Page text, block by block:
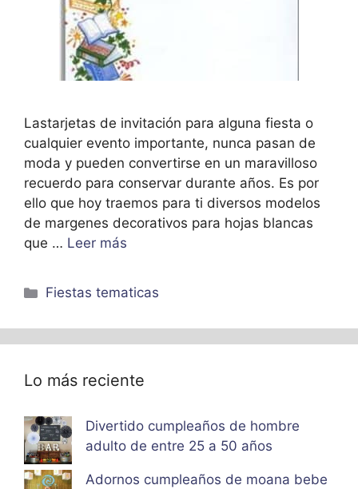
Lastarjetas de invitación para alguna fiesta o
cualquier evento importante, nunca pasan de
moda y pueden convertirse en un maravilloso
recuerdo para conservar durante años. Es por
ello que hoy traemos para ti diversos modelos
de margenes decorativos para hojas blancas
que … Leer más
Categorías
Fiestas tematicas
Lo más reciente
Divertido cumpleaños de hombre
adulto de entre 25 a 50 años
Adornos cumpleaños de moana bebe